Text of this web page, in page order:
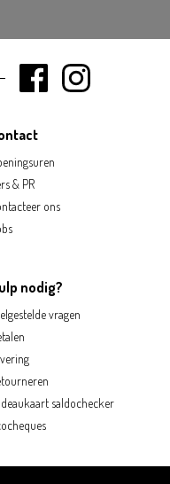
& PR
ons
nodig?
vragen
saldochecker